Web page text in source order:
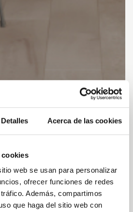
Detalles Acerca de las cookies
cookies
web se usan para personalizar
ofrecer funciones de redes
Además, compartimos
que haga del sitio web con